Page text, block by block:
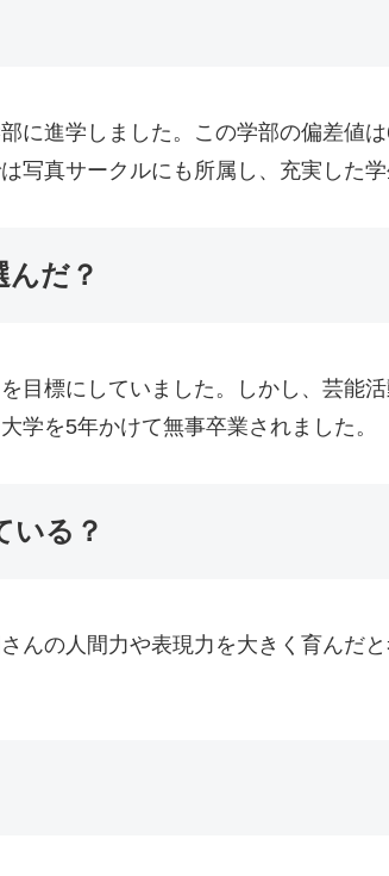
に進学しました。この学部の偏差値
写真サークルにも所属し、充実した学
だ？
目標にしていました。しかし、芸能
学を5年かけて無事卒業されました。
いる？
んの人間力や表現力を大きく育んだ